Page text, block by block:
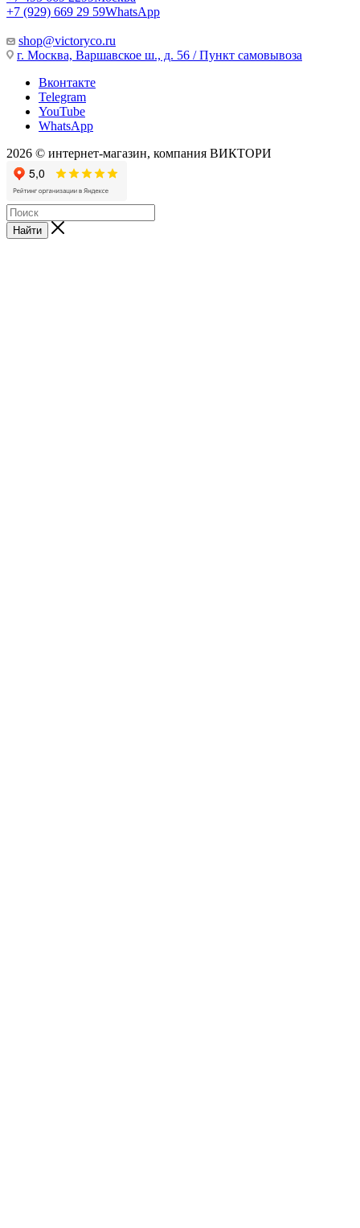
+7 (929) 669 29 59WhatsApp
shop@victoryco.ru
г. Москва, Варшавское ш., д. 56 / Пункт самовывоза
Вконтакте
Telegram
YouTube
WhatsApp
2026 © интернет-магазин, компания ВИКТОРИ
Найти